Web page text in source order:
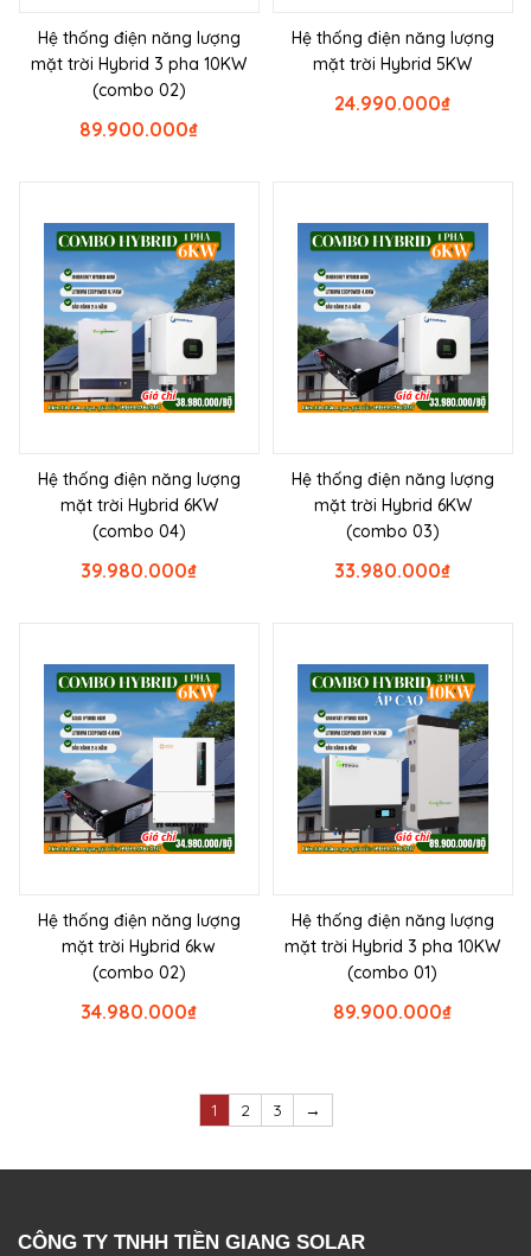
Hệ thống điện năng lượng
mặt trời Hybrid 3 pha 10KW
(combo 02)
₫
89.900.000
Hệ thống điện năng lượng
mặt trời Hybrid 5KW
₫
24.990.000
Hệ thống điện năng lượng
mặt trời Hybrid 6KW
(combo 04)
₫
39.980.000
Hệ thống điện năng lượng
mặt trời Hybrid 6KW
(combo 03)
₫
33.980.000
Hệ thống điện năng lượng
mặt trời Hybrid 6kw
(combo 02)
₫
34.980.000
Hệ thống điện năng lượng
mặt trời Hybrid 3 pha 10KW
(combo 01)
₫
89.900.000
1 2 3 →
CÔNG TY TNHH TIỀN GIANG SOLAR